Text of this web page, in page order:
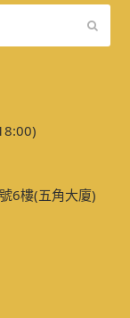
6樓(五角大廈)